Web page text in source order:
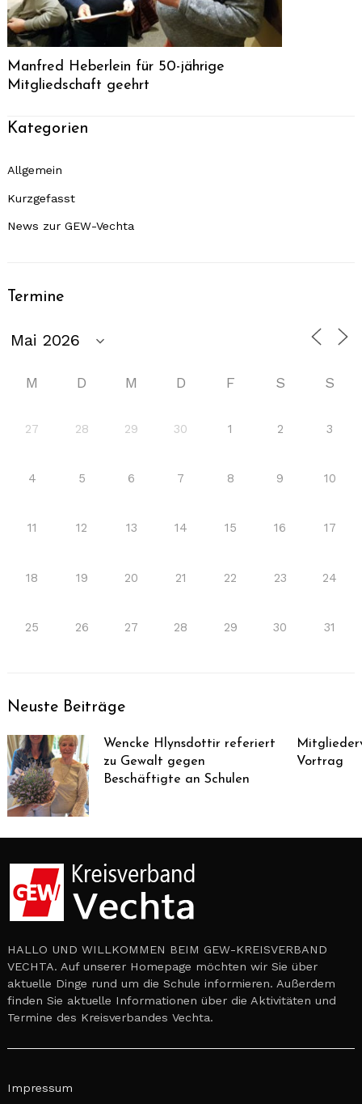
Manfred Heberlein für 50-jährige
Mitgliedschaft geehrt
Kategorien
Allgemein
Kurzgefasst
News zur GEW-Vechta
Termine
M D M D F S S
27 28 29 30 1 2 3
4 5 6 7 8 9 10
11 12 13 14 15 16 17
18 19 20 21 22 23 24
25 26 27 28 29 30 31
Neuste Beiträge
Wencke Hlynsdottir referiert
zu Gewalt gegen
Beschäftigte an Schulen
Vortrag
HALLO UND WILLKOMMEN BEIM GEW-KREISVERBAND
VECHTA. Auf unserer Homepage möchten wir Sie über
aktuelle Dinge rund um die Schule informieren. Außerdem
finden Sie aktuelle Informationen über die Aktivitäten und
Termine des Kreisverbandes Vechta.
Impressum